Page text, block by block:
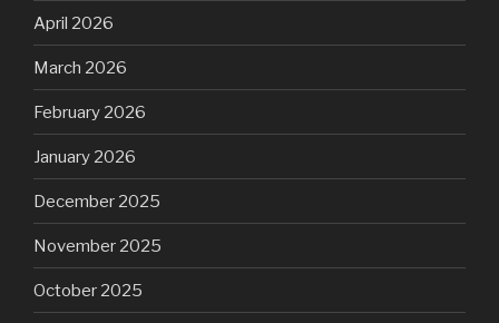
April 2026
March 2026
February 2026
January 2026
December 2025
November 2025
October 2025